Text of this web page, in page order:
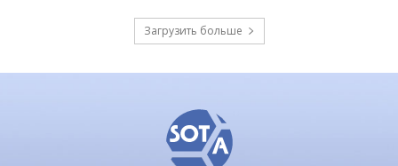
Загрузить больше